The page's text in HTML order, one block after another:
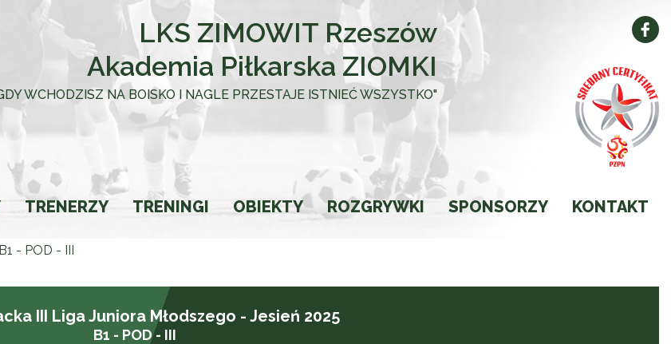
LKS ZIMOWIT Rzeszów
Akademia Piłkarska ZIOMKI
WCHODZISZ NA BOISKO I NAGLE PRZESTAJE ISTNIEĆ WSZYSTKO"
TRENERZY TRENINGI OBIEKTY ROZGRYWKI
Wyniki
Ligi
SPONSORZY KONTAKT
- POD - III
III Liga Juniora Młodszego - Jesień 2025
B1 - POD - III